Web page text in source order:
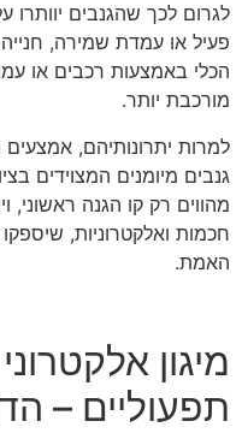
לגרום לכך שהגנבים
פעיל או עמדת שמירה,
הכלי באמצעות רכבים או
מורכבת יותר.
למרות יתרונותיהם, אמצעים
גנבים מיומנים המצוידים
מהווים רק קו הגנה
חכמות ואלקטרוניות,
האמת.
מיגון
תפעוליים –